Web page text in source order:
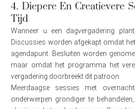
4. Diepere En Creatievere
Tijd
Wanneer u een dagvergadering
Discussies worden afgekapt omdat
agendapunt. Besluiten worden
maar omdat het programma het
vergadering doorbreekt dit patroon.
Meerdaagse sessies met
onderwerpen grondiger te